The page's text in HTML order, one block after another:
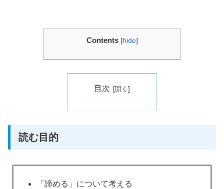
Contents [hide]
目次
読む目的
「諦める」について考える